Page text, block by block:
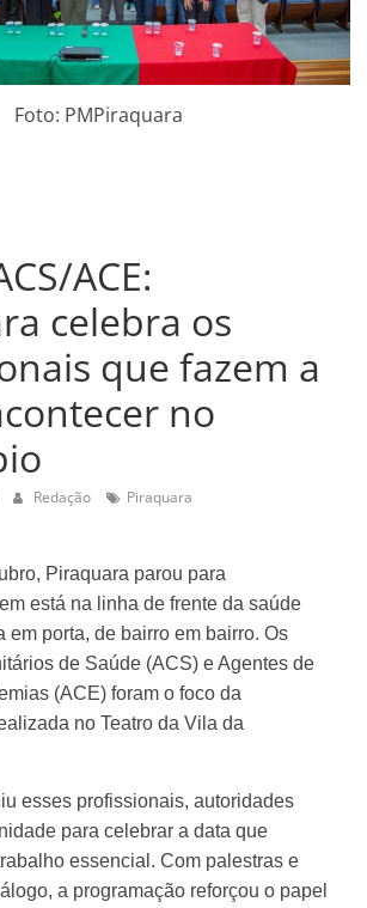
Foto: PMPiraquara
ACE:
celebra os
que fazem a
no
Redação Piraquara
Piraquara parou para
está na linha de frente da saúde
em porta, de bairro em bairro. Os
de Saúde (ACS) e Agentes de
(ACE) foram o foco da
no Teatro da Vila da
esses profissionais, autoridades
para celebrar a data que
essencial. Com palestras e
a programação reforçou o papel